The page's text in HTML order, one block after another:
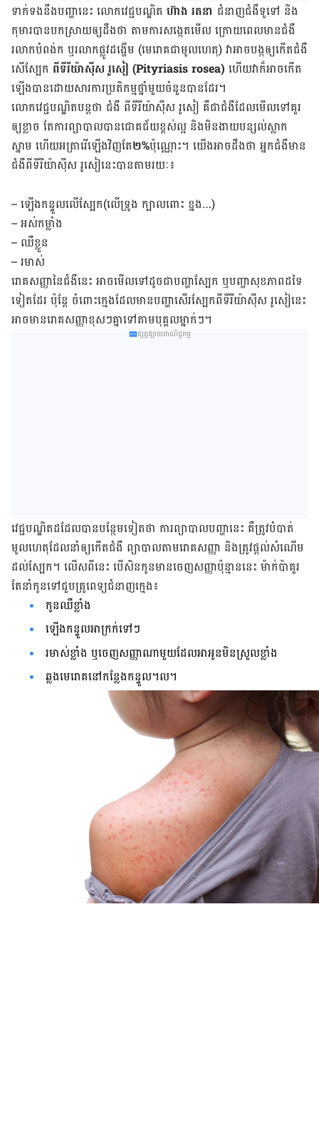
ទាក់​ទង​នឹង​បញ្ហា​នេះ លោក​វេជ្ជបណ្ឌិត ហ៊ាង រតនា ជំនាញ​ជំងឺ​ទូទៅ និង​
កុមារ​បាន​បកស្រាយ​ឲ្យ​ដឹង​ថា តាម​ការ​សង្កេត​មើល ក្រោយ​ពេល​មាន​ជំងឺ​
រលាក​បំពង់ក ឬ​រលាក​ផ្លូវ​ដង្ហើម (មេរោគ​ជា​មូលហេតុ) វា​អាច​បង្ក​ឲ្យ​កើត​ជំងឺ​
សើ​ស្បែក ពីទីរីយ៉ាស៊ីស រូសៀ (Pityriasis rosea) ហើយ​វា​ក៏​អាច​កើត​
ឡើង​បាន​ដោយសារ​ការ​ប្រតិកម្ម​ថ្នាំ​មួយ​ចំនួន​បាន​ដែរ។
លោកវេជ្ជបណ្ឌិត​បន្ត​ថា ជំងឺ ពីទីរីយ៉ាស៊ីស រូសៀ គឺ​ជា​ជំងឺ​ដែល​មើល​ទៅ​គួរ​
ឲ្យ​ខ្លាច តែ​ការ​ព្យាបាល​បាន​ជោគជ័យ​ខ្ពស់​ល្អ និង​មិន​ងាយ​បន្សល់​ស្លាក​
ស្នាម ហើយ​អត្រា​រើ​ឡើង​វិញ​តែ​២%​ប៉ុណ្ណោះ។ យើង​អាច​ដឹង​ថា អ្នក​ជំងឺ​មាន​
ជំងឺ​ពីទីរីយ៉ាស៊ីស រូសៀ​នេះ​បាន​តាម​រយៈ​៖
– ឡើង​កន្ទួល​លើ​ស្បែក(លើ​ទ្រូង ក្បាល​ពោះ ខ្នង…)
– អស់​កម្លាំង
– ឈឺ​ខ្លួន
– រមាស់
រោគសញ្ញា​នៃ​ជំងឺ​នេះ អាច​មើល​ទៅ​ដូច​ជា​បញ្ហា​ស្បែក ឬ​បញ្ហា​សុខភាព​ដទៃ​
ទៀត​ដែរ ប៉ុន្តែ ចំពោះ​ក្មេង​ដែល​មាន​បញ្ហា​សើរ​ស្បែក​ពីទីរីយ៉ាស៊ីស រូសៀ​នេះ
អាច​មាន​រោគ​សញ្ញា​ខុស​ៗ​គ្នា​ទៅ​តាម​បុគ្គល​ម្នាក់​ៗ។
ផ្សព្វផ្សាយពាណិជ្ជកម្ម
វេជ្ជបណ្ឌិត​ដដែល​បាន​បន្ថែម​ទៀត​ថា ការ​ព្យាបាល​បញ្ហា​នេះ គឺ​ត្រូវ​បំបាត់​
មូល​ហេតុ​ដែល​នាំ​ឲ្យ​កើត​ជំងឺ ព្យាបាល​តាម​រោគ​សញ្ញា និង​ត្រូវ​ផ្ដល់​សំណើម​
ដល់​ស្បែក។ លើស​ពី​នេះ បើ​សិន​កូន​មាន​ចេញ​សញ្ញា​ប៉ុន្មាន​នេះ ម៉ាក់​ប៉ា​គួរ​
តែ​នាំ​កូន​ទៅ​ជួប​គ្រូពេទ្យ​ជំនាញ​ក្មេង​៖
កូន​ឈឺ​ខ្លាំង
ឡើង​កន្ទួល​អាក្រក់​ទៅ​ៗ
រមាស់​ខ្លាំង ឬ​ចេញ​សញ្ញា​ណា​មួយ​ដែល​អា​អូន​មិន​ស្រួល​ខ្លាំង
ឆ្លង​មេរោគ​នៅ​កន្លែង​កន្ទួល​។ល។​